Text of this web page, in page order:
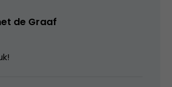
de Graaf